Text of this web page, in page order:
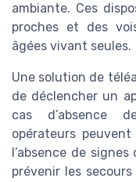
ambiante. Ces
proches et des
âgées vivant seules.
Une solution de
de déclencher un
cas d’absence
opérateurs
l’absence de
prévenir les